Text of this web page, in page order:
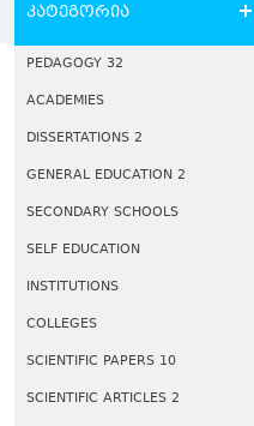
კატეგორია
PEDAGOGY 32
ACADEMIES
DISSERTATIONS 2
GENERAL EDUCATION 2
SECONDARY SCHOOLS
SELF EDUCATION
INSTITUTIONS
COLLEGES
SCIENTIFIC PAPERS 10
SCIENTIFIC ARTICLES 2